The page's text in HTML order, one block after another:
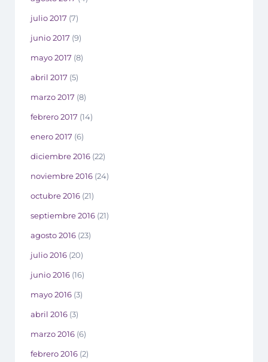
julio 2017 (7)
junio 2017 (9)
mayo 2017 (8)
abril 2017 (5)
marzo 2017 (8)
febrero 2017 (14)
enero 2017 (6)
diciembre 2016 (22)
noviembre 2016 (24)
octubre 2016 (21)
septiembre 2016 (21)
agosto 2016 (23)
julio 2016 (20)
junio 2016 (16)
mayo 2016 (3)
abril 2016 (3)
marzo 2016 (6)
febrero 2016 (2)